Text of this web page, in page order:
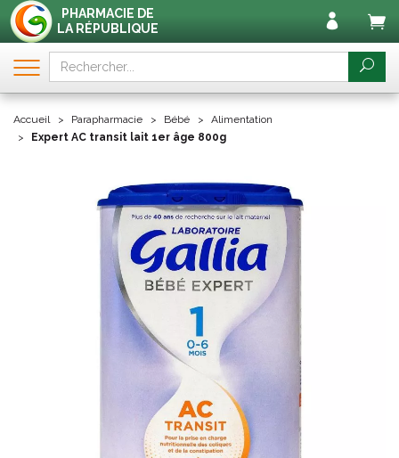
PHARMACIE DE
LA RÉPUBLIQUE
Accueil Parapharmacie Bébé
Alimentation
Expert AC transit lait 1er âge 800g